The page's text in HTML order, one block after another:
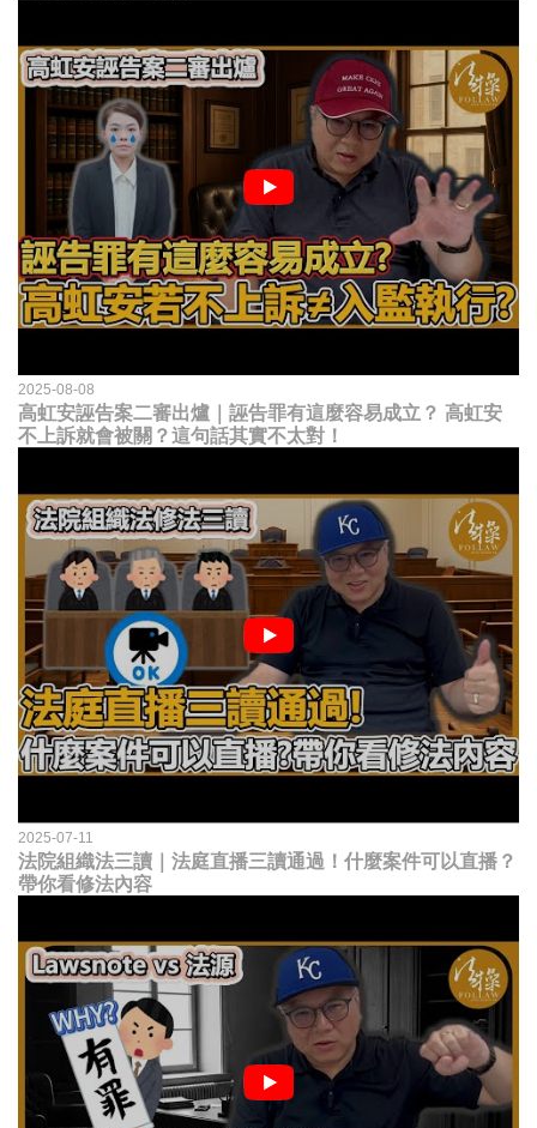
2025-08-08
高虹安誣告案二審出爐｜誣告罪有這麼容易成立？ 高虹安
不上訴就會被關？這句話其實不太對！
2025-07-11
法院組織法三讀｜法庭直播三讀通過！什麼案件可以直播？
帶你看修法內容